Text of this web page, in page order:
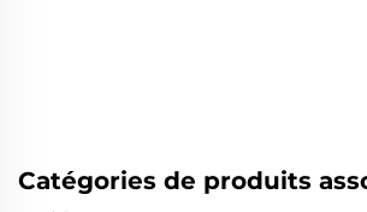
Catégories de produits